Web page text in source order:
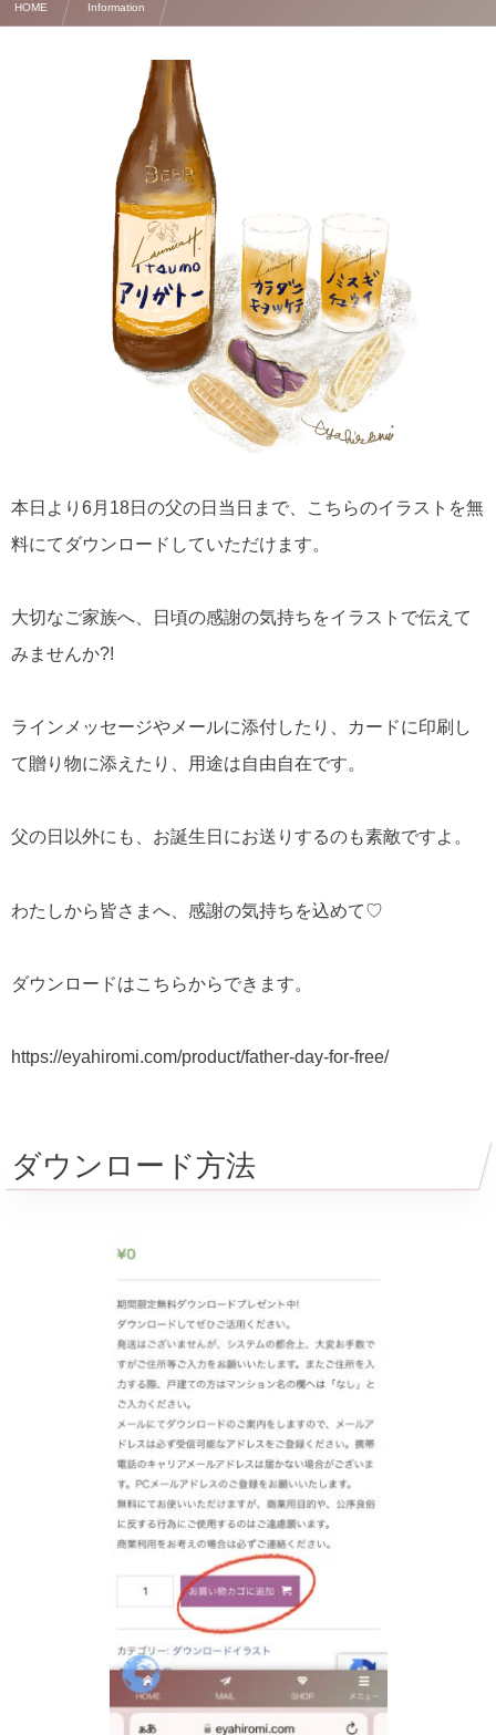
HOME Information
本日より6月18日の父の日当日まで、こちらのイラストを無
料にてダウンロードしていただけます。
大切なご家族へ、日頃の感謝の気持ちをイラストで伝えて
みませんか?!
ラインメッセージやメールに添付したり、カードに印刷し
て贈り物に添えたり、用途は自由自在です。
父の日以外にも、お誕生日にお送りするのも素敵ですよ。
わたしから皆さまへ、感謝の気持ちを込めて♡
ダウンロードはこちらからできます。
https://eyahiromi.com/product/father-day-for-free/
ダウンロード方法